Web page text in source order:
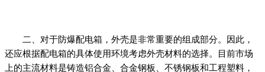
二、对于防爆配电箱，外壳是非常重要的组成部分。因此，
还应根据配电箱的具体使用环境考虑外壳材料的选择。目前市场
上的主流材料是铸造铝合金、合金钢板、不锈钢板和工程塑料，